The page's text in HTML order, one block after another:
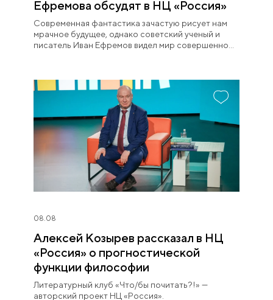
Ефремова обсудят в НЦ «Россия»
Современная фантастика зачастую рисует нам
мрачное будущее, однако советский ученый и
писатель Иван Ефремов видел мир совершенно
08.08
Алексей Козырев рассказал в НЦ
«Россия» о прогностической
функции философии
Литературный клуб «Что/бы почитать?!» —
авторский проект НЦ «Россия».